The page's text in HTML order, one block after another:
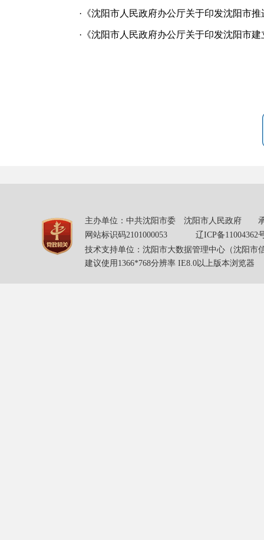
· 《沈阳市人民政府办公厅关于印发沈阳市
· 《沈阳市人民政府办公厅关于印发沈阳市
主办单位：中共沈阳市委 沈阳市人民政府 承
网站标识码2101000053
辽ICP备11004362
技术支持单位：沈阳市大数据管理中心（沈阳市
建议使用1366*768分辨率 IE8.0以上版本浏览器